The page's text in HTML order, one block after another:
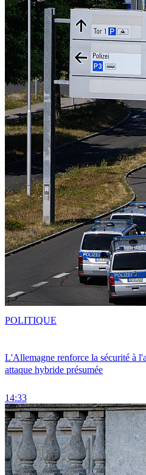
L'Allemagne renforce la sécurité à
attaque hybride présumée
14:33
POLITIQUE